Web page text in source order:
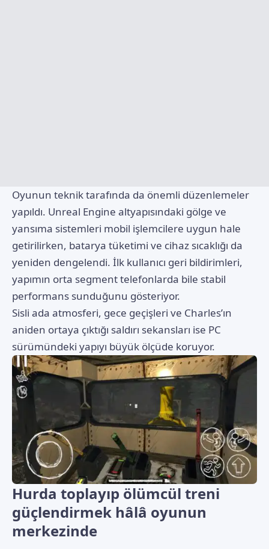
Oyunun teknik tarafında da önemli düzenlemeler
yapıldı. Unreal Engine altyapısındaki gölge ve
yansıma sistemleri mobil işlemcilere uygun hale
getirilirken, batarya tüketimi ve cihaz sıcaklığı da
yeniden dengelendi. İlk kullanıcı geri bildirimleri,
yapımın orta segment telefonlarda bile stabil
performans sunduğunu gösteriyor.
Sisli ada atmosferi, gece geçişleri ve Charles’ın
aniden ortaya çıktığı saldırı sekansları ise PC
sürümündeki yapıyı büyük ölçüde koruyor.
Hurda toplayıp ölümcül treni
güçlendirmek hâlâ oyunun
merkezinde